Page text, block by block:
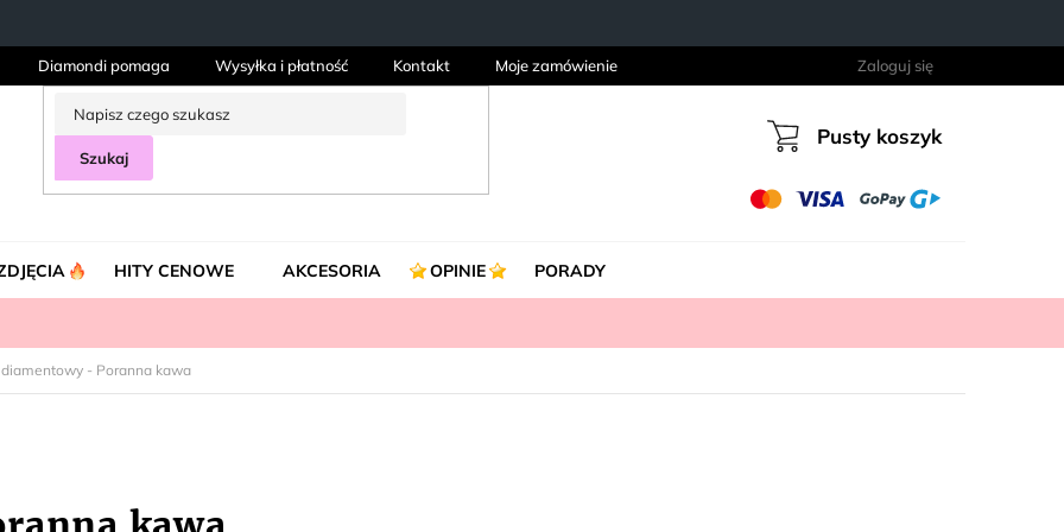
Diamondi pomaga Wysyłka i płatność Kontakt Moje zamówienie Zaloguj się
Szukaj Koszyk
Pusty koszyk
HITY CENOWE AKCESORIA OPINIE PORADY
- Poranna kawa